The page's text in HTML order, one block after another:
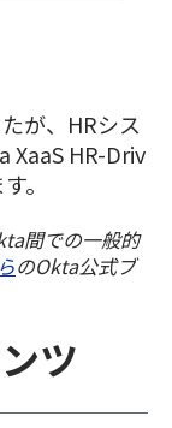
が、HRシス
XaaS HR-Driv
。
間での一般的
のOkta公式ブ
ツ